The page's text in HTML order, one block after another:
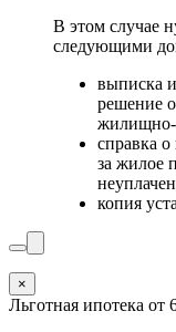
В этом случае
следующими
выписка
решение
жилищно-
справка о
за жилое
копия
×
Льготная ипотека от